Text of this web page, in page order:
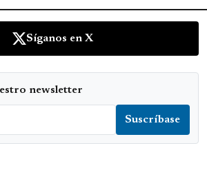
Síganos en X
newsletter